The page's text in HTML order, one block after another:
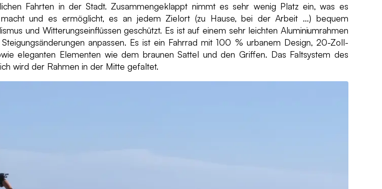
Fahrten in der Stadt. Zusammengeklappt nimmt es sehr wenig Platz ein, was es
und es ermöglicht, es an jedem Zielort (zu Hause, bei der Arbeit ...) bequem
und Witterungseinflüssen geschützt. Es ist auf einem sehr leichten Aluminiumrahmen
anpassen. Es ist ein Fahrrad mit 100 % urbanem Design, 20-Zoll-
eleganten Elementen wie dem braunen Sattel und den Griffen. Das Faltsystem des
wird der Rahmen in der Mitte gefaltet.